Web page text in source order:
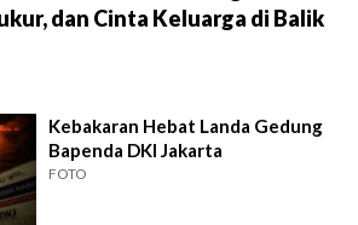
dan Cinta Keluarga di Balik
Kebakaran Hebat Landa Gedung
Bapenda DKI Jakarta
FOTO